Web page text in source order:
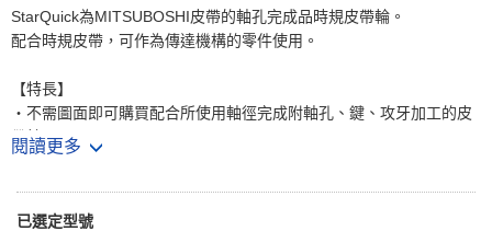
StarQuick為MITSUBOSHI皮帶的軸孔完成品時規皮帶輪。
配合時規皮帶，可作為傳達機構的零件使用。
【特長】
・不需圖面即可購買配合所使用軸徑完成附軸孔、鍵、攻牙加工的皮
帶輪。
【用途】
閱讀更多
已選定型號